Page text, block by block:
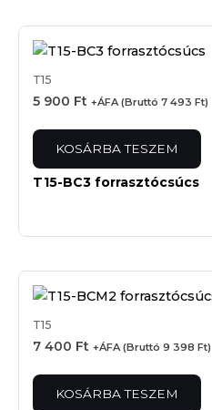
T15
5 900 Ft +ÁFA (Bruttó 7 493 Ft)
KOSÁRBA TESZEM
T15-BC3 forrasztócsúcs
T15
7 400 Ft +ÁFA (Bruttó 9 398 Ft)
KOSÁRBA TESZEM